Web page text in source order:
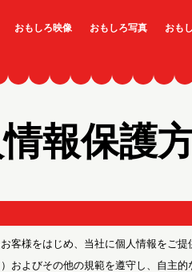
おもしろ映像 おもしろ写真 おも
報保護
様をはじめ、当社に個人情報をご提
およびその他の規範を遵守し、自主